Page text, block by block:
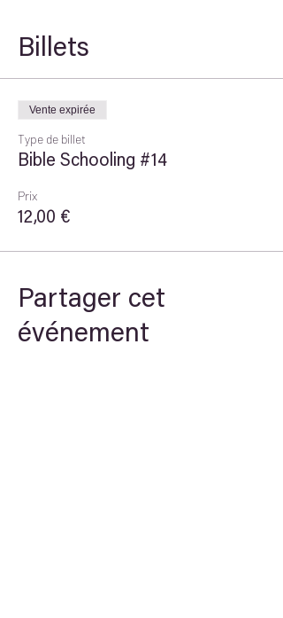
Billets
Vente expirée
Type de billet
Bible Schooling #14
Prix
12,00 €
Partager cet
événement